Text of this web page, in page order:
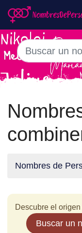
Nombres de
Descubre el
Buscar un